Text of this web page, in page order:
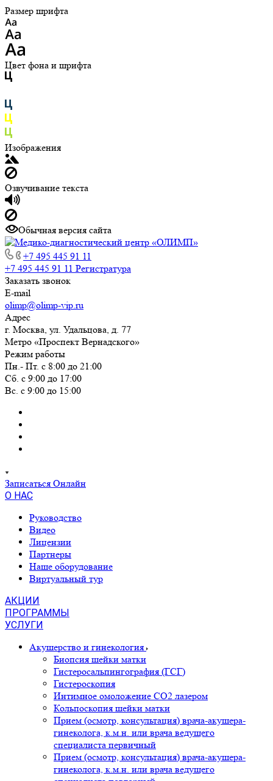
Размер шрифта
Цвет фона и шрифта
Изображения
Озвучивание текста
Обычная версия сайта
+7 495 445 91 11
+7 495 445 91 11 Регистратура
Заказать звонок
E-mail
olimp@olimp-vip.ru
Адрес
г. Москва, ул. Удальцова, д. 77
Метро «Проспект Вернадского»
Режим работы
Пн.- Пт. с 8:00 до 21:00
Сб. с 9:00 до 17:00
Вс. с 9:00 до 15:00
Записаться Онлайн
О НАС
Руководство
Видео
Лицензии
Партнеры
Наше оборудование
Виртуальный тур
АКЦИИ
ПРОГРАММЫ
УСЛУГИ
Акушерство и гинекология
Биопсия шейки матки
Гистеросальпингография (ГСГ)
Гистероскопия
Интимное омоложение CO2 лазером
Кольпоскопия шейки матки
Прием (осмотр, консультация) врача-акушера-
гинеколога, к.м.н. или врача ведущего
специалиста первичный
Прием (осмотр, консультация) врача-акушера-
гинеколога, к.м.н. или врача ведущего